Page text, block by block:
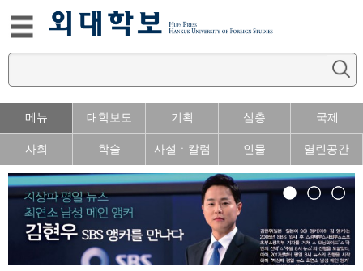
메뉴 대학보도 기획 심층 국제
사회 학술 사설ㆍ칼럼 인물 열린공간